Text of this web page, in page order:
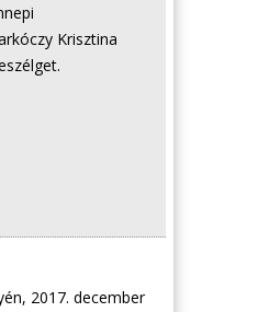
Krisztina
2017. december